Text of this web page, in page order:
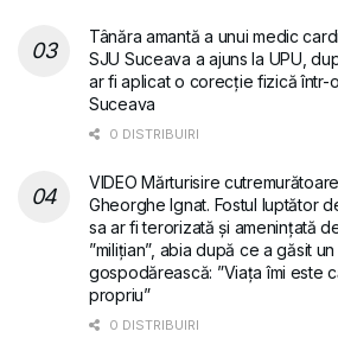
Tânăra amantă a unui medic
SJU Suceava a ajuns la UPU,
ar fi aplicat o corecție fizică într-
Suceava
0 DISTRIBUIRI
VIDEO Mărturisire
Gheorghe Ignat. Fostul luptător
sa ar fi terorizată și amenințată
”milițian”, abia după ce a găsit
gospodărească: ”Viața îmi este
propriu”
0 DISTRIBUIRI